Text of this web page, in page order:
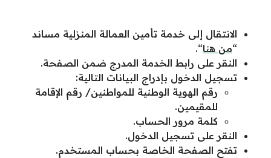
الانتقال إلى خدمة تأمين العمالة المنزلية مساند
“من هنا“.
النقر على رابط الخدمة المدرج ضمن الصفحة.
تسجيل الدخول بإدراج البيانات التالية:
رقم الهوية الوطنية للمواطنين/ رقم الإقامة
للمقيمين.
كلمة مرور الحساب.
النقر على تسجيل الدخول.
تفتح الصفحة الخاصة بحساب المستخدم.